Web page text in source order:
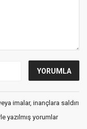
imalar, inançlara saldırı
yazılmış yorumlar